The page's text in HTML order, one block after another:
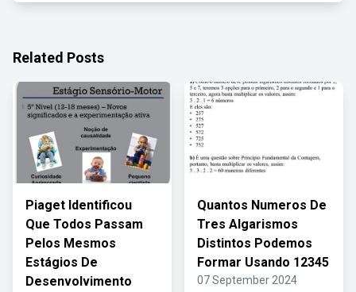
Related Posts
Piaget Identificou
Que Todos Passam
Pelos Mesmos
Estágios De
Desenvolvimento
Quantos Numeros De
Tres Algarismos
Distintos Podemos
Formar Usando 12345
07 September 2024